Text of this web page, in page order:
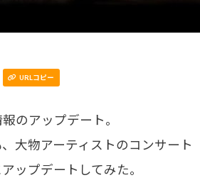
URLコピー
のアップデート。
大物アーティストのコンサート
ップデートしてみた。